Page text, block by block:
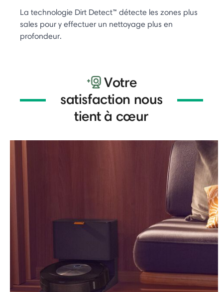
La technologie Dirt Detect™ détecte les zones plus
sales pour y effectuer un nettoyage plus en
profondeur.
Votre
satisfaction nous
tient à cœur